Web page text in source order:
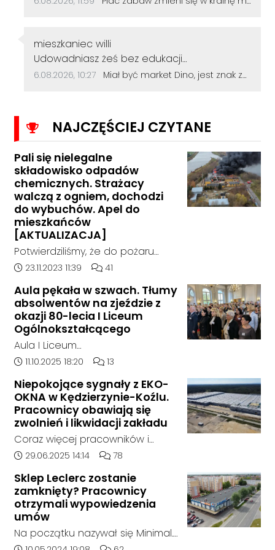
Autor komentarza:
mieszkaniec willi
Treść komentarza:
Udowadniasz żeś bez edukacji
podstawowej...
Data dodania komentarza:
6.08.2026, 10:27 Źródło komentarza:
Miał być market Dino, jest znak zapytania. Przetarg na działkę przy szkole zakończył się bez ofert
NAJCZĘŚCIEJ CZYTANE
Pali się nielegalne
składowisko odpadów
chemicznych. Strażacy
walczą z ogniem, dochodzi
do wybuchów. Apel do
mieszkańców
[AKTUALIZACJA]
Potwierdziliśmy, że do pożaru
doszło w hali, w której nielegalnie
chemiczne.
Data dodania artykułu:
23.11.2023 11:39 Liczba komentarzy artykułu:
41
Aula pękała w szwach. Tłumy
absolwentów na zjeździe z
okazji 80-lecia I Liceum
Ogólnokształcącego
Aula I Liceum
Ogólnokształcącego im. Henryka
w sobotnie przedpołudnie
dosłownie pękała w szwach. Na
wyjątkowy zjazd absolwentów z
okazji jubileuszu 80-lecia szkoły
przyjechali ludzie z różnych
zakątków Polski i świata. W tym
roku zarejestrowało się ponad
1000 uczestników. To największy
zjazd w historii placówki.
Data dodania artykułu:
11.10.2025 18:20 Liczba komentarzy artykułu:
13
Niepokojące sygnały z EKO-
OKNA w Kędzierzynie-Koźlu.
Pracownicy obawiają się
zwolnień i likwidacji zakładu
Coraz więcej pracowników i
mieszkańców zgłasza się do
niepokojącej sytuacji w zakładzie
EKO-OKNA w Kędzierzynie-Koźlu.
Jak wynika z ich relacji, firma
miała w ostatnich tygodniach
rozpocząć proces masowego
Data dodania artykułu:
29.06.2025 14:14 Liczba komentarzy artykułu:
78
Sklep Leclerc zostanie
zamknięty? Pracownicy
otrzymali wypowiedzenia
umów
Na początku nazywał się Minimal.